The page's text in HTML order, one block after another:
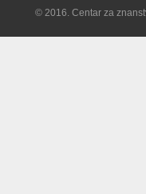
© 2016. Centar za